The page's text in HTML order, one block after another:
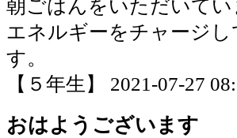
朝ごはんをいただいてい
エネルギーをチャージ
す。
【５年生】 2021-07-27
おはようございます